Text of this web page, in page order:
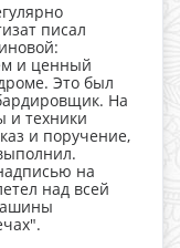
писал
и ценный
Это был
На
и техники
и поручение,
на
над всей